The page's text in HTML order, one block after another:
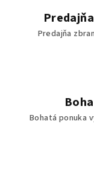
Predajňa
Bohatá ponuka